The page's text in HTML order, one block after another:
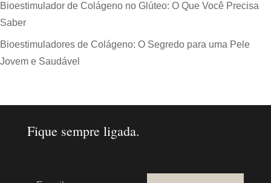
Bioestimulador de Colágeno no Glúteo: O Que Você Precisa
Saber
Bioestimuladores de Colágeno: O Segredo para uma Pele
Jovem e Saudável
Fique sempre ligada.